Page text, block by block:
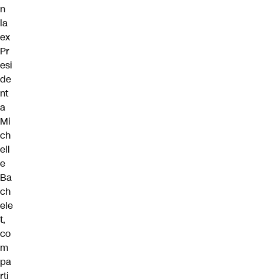
n
la
ex
Pr
esi
de
nt
a
Mi
ch
ell
e
Ba
ch
ele
t,
co
m
pa
rti